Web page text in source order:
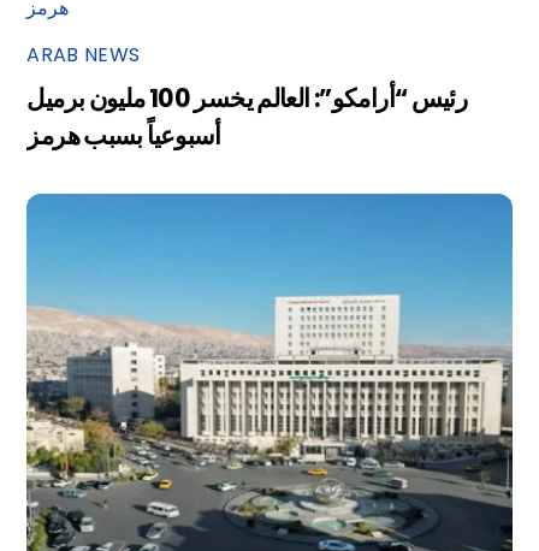
ARAB NEWS
رئيس “أرامكو”: العالم يخسر 100 مليون برميل
أسبوعياً بسبب هرمز